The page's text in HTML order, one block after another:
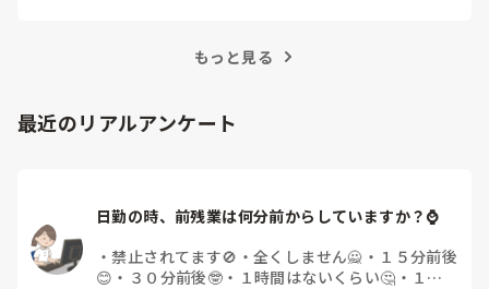
もっと見る
最近のリアルアンケート
日勤の時、前残業は何分前からしていますか？⌚
・禁止されてます🚫 ・ 全くしません🙅 ・ １５分前後
😊 ・ ３０分前後🤓 ・ １時間はないくらい🤔 ・ １時